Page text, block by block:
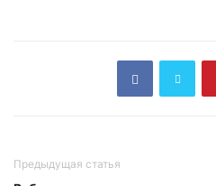
Предыдущая статья